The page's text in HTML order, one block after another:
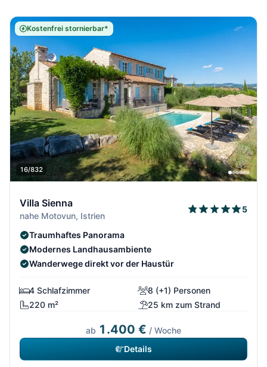
Kostenfrei stornierbar*
16/832
Villa Sienna
nahe Motovun, Istrien
5
Traumhaftes Panorama
Modernes Landhausambiente
Wanderwege direkt vor der Haustür
4 Schlafzimmer
8 (+1) Personen
220 m²
25 km zum Strand
ab 1.400 € / Woche
Details